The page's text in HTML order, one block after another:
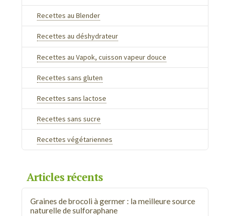
Recettes au Blender
Recettes au déshydrateur
Recettes au Vapok, cuisson vapeur douce
Recettes sans gluten
Recettes sans lactose
Recettes sans sucre
Recettes végétariennes
Articles récents
Graines de brocoli à germer : la meilleure source
naturelle de sulforaphane